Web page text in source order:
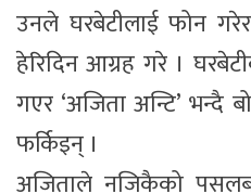
उनले घरबेटीलाई फोन
हेरिदिन आग्रह गरे ।
गएर ‘अजिता अन्टि’ भन्दै
फर्किइन् ।
अजिताले नजिकैको